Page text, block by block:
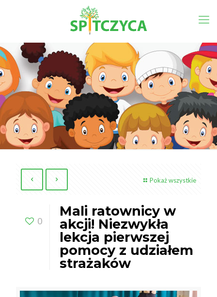
Pokaż wszystkie
0
Mali ratownicy w
akcji! Niezwykła
lekcja pierwszej
pomocy z udziałem
strażaków